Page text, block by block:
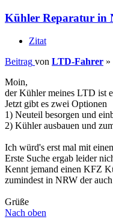
Kühler Reparatur in
Zitat
Beitrag von LTD-Fahrer »
Moin,
der Kühler meines LTD ist
Jetzt gibt es zwei Optionen
1) Neuteil besorgen und
2) Kühler ausbauen und
Ich würd's erst mal mit
Erste Suche ergab leider
Kennt jemand einen KFZ
zumindest in NRW der
Grüße
Nach oben